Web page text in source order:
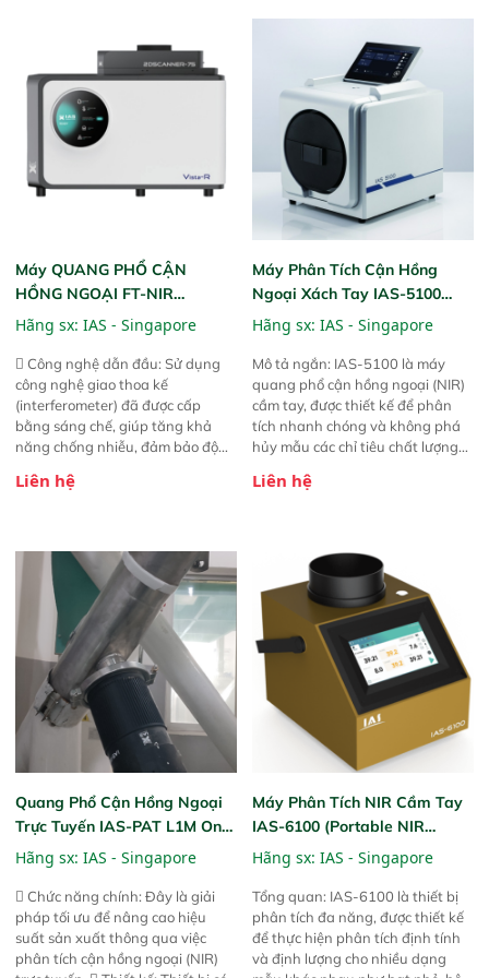
thức ăn chăn nuôi, nguyên liệu
thực phẩm, nông sản,..
năng theo dõi thông số theo thời
gian thực và trực quan hóa dữ
liệu để tăng chỉ số ROI cho doanh
Máy QUANG PHỔ CẬN
HỒNG NGOẠI FT-NIR
Analyzer Vista-R
Hãng sx: IAS - Singapore
 Công nghệ dẫn đầu: Sử dụng
công nghệ giao thoa kế
(interferometer) đã được cấp
bằng sáng chế, giúp tăng khả
năng chống nhiễu, đảm bảo độ
Phạm vi ứng dụng rộng: Đáp ứng
ngành công nghiệp khác nhau. 
Độ nhạy cao: Trang bị đầu dò
InGaAs độ nhạy cao, cung cấp
phản hồi phổ tuyến tính đầy đủ,
đảm bảo độ chính xác và khả
năng lặp lại tối ưu.
Liên hệ
Máy Phân Tích Cận Hồng
Ngoại Xách Tay IAS-5100
(Portable NIR Analyzer)
Hãng sx: IAS - Singapore
Mô tả ngắn: IAS-5100 là máy
quang phổ cận hồng ngoại (NIR)
cầm tay, được thiết kế để phân
tích nhanh chóng và không phá
hủy mẫu các chỉ tiêu chất lượng
Thiết bị linh hoạt cho nhiều kịch
trực tiếp ngoài đồng ruộng.
Liên hệ
Quang Phổ Cận Hồng Ngoại
Trực Tuyến IAS-PAT L1M On-
Line NIR
Hãng sx: IAS - Singapore
 Chức năng chính: Đây là giải
pháp tối ưu để nâng cao hiệu
suất sản xuất thông qua việc
phân tích cận hồng ngoại (NIR)
Máy Phân Tích NIR Cầm Tay
IAS-6100 (Portable NIR
Analyzer)
Hãng sx: IAS - Singapore
Tổng quan: IAS-6100 là thiết bị
phân tích đa năng, được thiết kế
để thực hiện phân tích định tính
và định lượng cho nhiều dạng